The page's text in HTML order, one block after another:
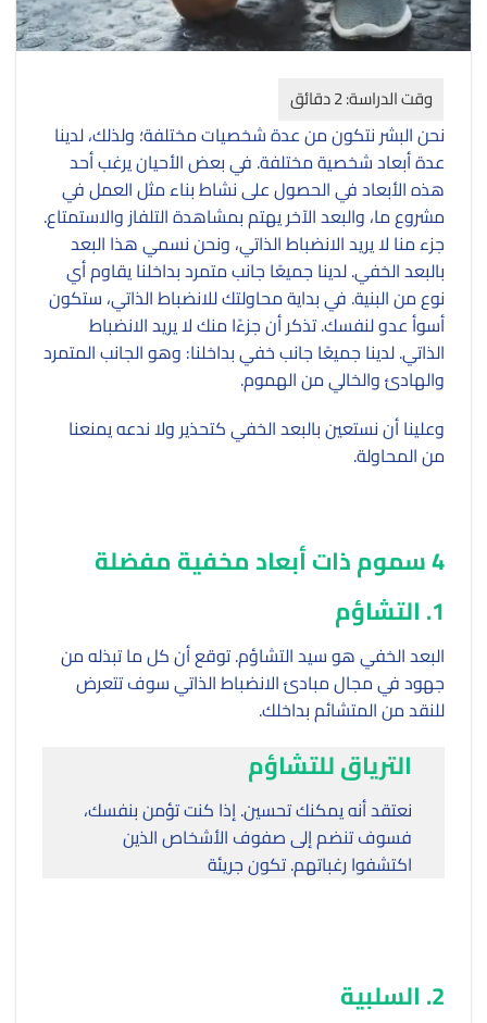
نحن البشر نتكون من عدة شخصيات مختلفة؛ ولذلك، لدينا
عدة أبعاد شخصية مختلفة. في بعض الأحيان يرغب أحد
هذه الأبعاد في الحصول على نشاط بناء مثل العمل في
مشروع ما، والبعد الآخر يهتم بمشاهدة التلفاز والاستمتاع.
جزء منا لا يريد الانضباط الذاتي، ونحن نسمي هذا البعد
بالبعد الخفي. لدينا جميعًا جانب متمرد بداخلنا يقاوم أي
نوع من البنية. في بداية محاولتك للانضباط الذاتي، ستكون
أسوأ عدو لنفسك. تذكر أن جزءًا منك لا يريد الانضباط
الذاتي. لدينا جميعًا جانب خفي بداخلنا: وهو الجانب المتمرد
والهادئ والخالي من الهموم.
وعلينا أن نستعين بالبعد الخفي كتحذير ولا ندعه يمنعنا
من المحاولة.
4 سموم ذات أبعاد مخفية مفضلة
1. التشاؤم
البعد الخفي هو سيد التشاؤم. توقع أن كل ما تبذله من
جهود في مجال مبادئ الانضباط الذاتي سوف تتعرض
للنقد من المتشائم بداخلك.
الترياق للتشاؤم
نعتقد أنه يمكنك تحسين. إذا كنت تؤمن بنفسك،
فسوف تنضم إلى صفوف الأشخاص الذين
اكتشفوا رغباتهم. تكون جريئة
2. السلبية